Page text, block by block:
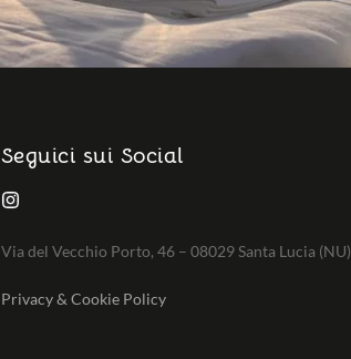
Seguici sui Social
Via del Vecchio Porto, 46 – 08029 Santa Lucia (NU)
Privacy & Cookie Policy